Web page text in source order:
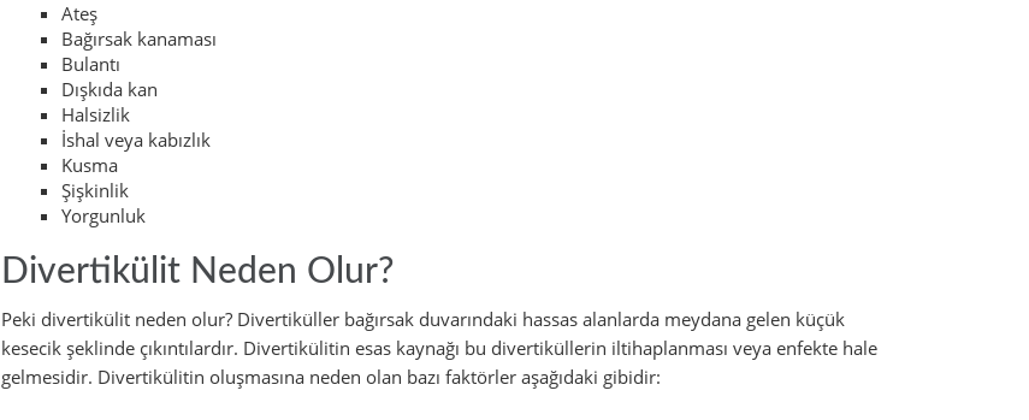
Ateş
Bağırsak kanaması
Bulantı
Dışkıda kan
Halsizlik
İshal veya kabızlık
Kusma
Şişkinlik
Yorgunluk
Divertikülit Neden Olur?
Peki divertikülit neden olur? Divertiküller bağırsak duvarındaki hassas alanlarda meydana gelen küçük
kesecik şeklinde çıkıntılardır. Divertikülitin esas kaynağı bu divertiküllerin iltihaplanması veya enfekte hale
gelmesidir. Divertikülitin oluşmasına neden olan bazı faktörler aşağıdaki gibidir: